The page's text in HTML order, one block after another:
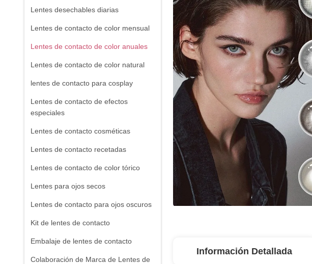
Lentes desechables diarias
Lentes de contacto de color mensual
Lentes de contacto de color anuales
Lentes de contacto de color natural
lentes de contacto para cosplay
Lentes de contacto de efectos
especiales
Lentes de contacto cosméticas
Lentes de contacto recetadas
Lentes de contacto de color tórico
Lentes para ojos secos
Lentes de contacto para ojos oscuros
Kit de lentes de contacto
Embalaje de lentes de contacto
Colaboración de Marca de Lentes de
Información Detallada